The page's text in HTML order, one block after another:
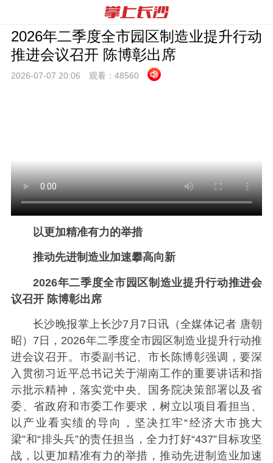
2026年二季度全市园区制造业提升行动
推进会议召开 陈博彰出席
2026-07-07 20:06 观看： 48560
以更加精准有力的举措
推动先进制造业加速攀高向新
2026年二季度全市园区制造业提升行动推进会
议召开 陈博彰出席
长沙晚报掌上长沙7月7日讯（全媒体记者 唐朝
昭）7日，2026年二季度全市园区制造业提升行动推
进会议召开。市委副书记、市长陈博彰强调，要深
入贯彻习近平总书记关于湖南工作的重要讲话和指
示批示精神，落实党中央、国务院决策部署以及省
委、省政府和市委工作要求，树立以项目看担当、
以产业看实绩的导向，坚决扛牢“经济大市挑大
梁”和“排头兵”的责任担当，全力打好“437”目标攻坚
战，以更加精准有力的举措，推动先进制造业加速